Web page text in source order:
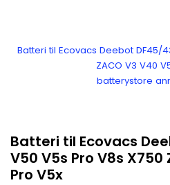
Batteri til Ecovacs Deebot DF45/
ZACO V3 V40
batterystore
Batteri til Ecovacs
V50 V5s Pro V8s X750
Pro V5x